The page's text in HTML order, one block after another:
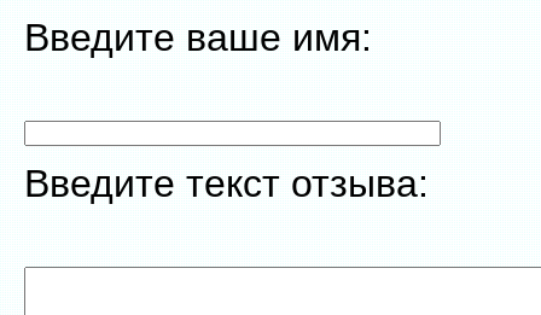
Введите ваше имя:
Введите текст отзыва: